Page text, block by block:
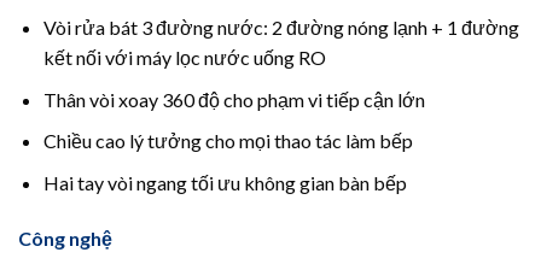
Vòi rửa bát 3 đường nước: 2 đường nóng lạnh + 1 đường
kết nối với máy lọc nước uống RO
Thân vòi xoay 360 độ cho phạm vi tiếp cận lớn
Chiều cao lý tưởng cho mọi thao tác làm bếp
Hai tay vòi ngang tối ưu không gian bàn bếp
Công nghệ